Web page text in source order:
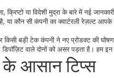
क्रिप्टो या विदेशी मुद्रा के बारे में नई
है, या कौन सी कंपनी का क्वार्टरली
किसी बड़ी टेक कंपनी ने नए प्रोडक्ट की
वाले दोनों को असर पड़ता है। हम
आसान टिप्स